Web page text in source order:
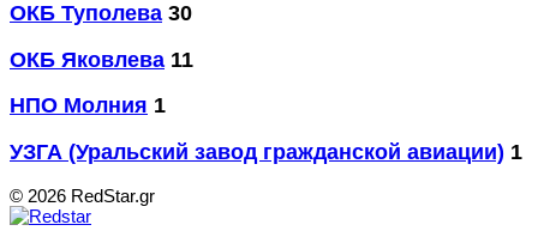
ОКБ Туполева 30
ОКБ Яковлева 11
НПО Молния 1
УЗГА (Уральский завод гражданской авиации) 1
© 2026 RedStar.gr